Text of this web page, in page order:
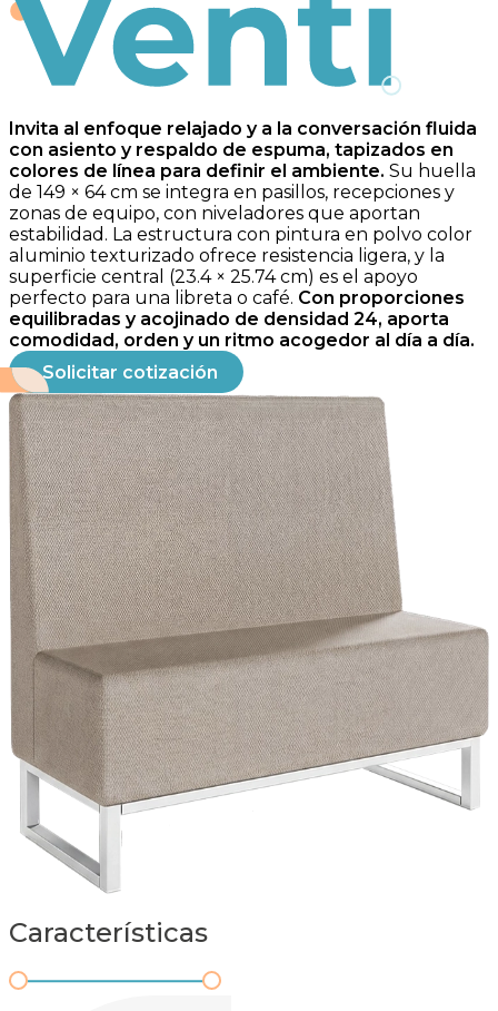
Venti
Invita al enfoque relajado y a la conversación fluida
con asiento y respaldo de espuma, tapizados en
colores de línea para definir el ambiente. Su huella
de 149 × 64 cm se integra en pasillos, recepciones y
zonas de equipo, con niveladores que aportan
estabilidad. La estructura con pintura en polvo color
aluminio texturizado ofrece resistencia ligera, y la
superficie central (23.4 × 25.74 cm) es el apoyo
perfecto para una libreta o café. Con proporciones
equilibradas y acojinado de densidad 24, aporta
comodidad, orden y un ritmo acogedor al día a día.
Solicitar cotización
Características